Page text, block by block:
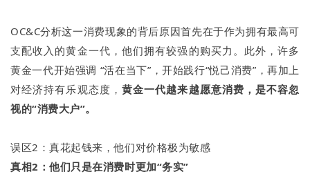
OC&C分析这一消费现象的背后原因首先在于作为拥有最高可
支配收入的黄金一代，他们拥有较强的购买力。此外，许多
黄金一代开始强调 “活在当下”，开始践行“悦己消费”，再加上
对经济持有乐观态度， 黄金一代越来越愿意消费，是不容忽
视的“消费大户”。
误区2：真花起钱来，他们对价格极为敏感
真相2：他们只是在消费时更加“务实”